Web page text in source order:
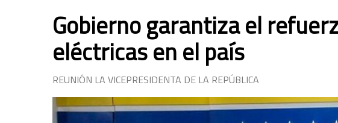
Gobierno garantiza el
eléctricas en el país
REUNIÓN LA VICEPRESIDENTA DE LA REPÚBLICA